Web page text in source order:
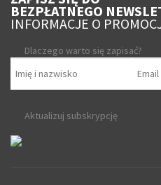
BEZPŁATNEGO
INFORMACJE O
Dlaczego warto się zapisać?
Aktualizuj subskrypcję